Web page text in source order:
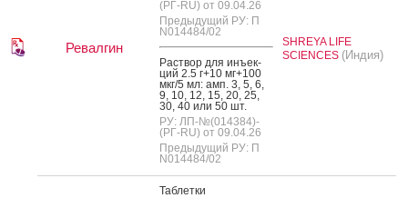
Ревалгин
(РГ-RU) от 09.04.26
Предыдущий РУ: П
N014484/02
Рас­твор для инъ­ек­
ций 2.5 г+10 мг+100
мкг/5 мл: амп. 3, 5, 6,
9, 10, 12, 15, 20, 25,
30, 40 или 50 шт.
РУ: ЛП-№(014384)-
(РГ-RU) от 09.04.26
Предыдущий РУ: П
N014484/02
SHREYA LIFE
SCIENCES (Индия)
Таб­летки